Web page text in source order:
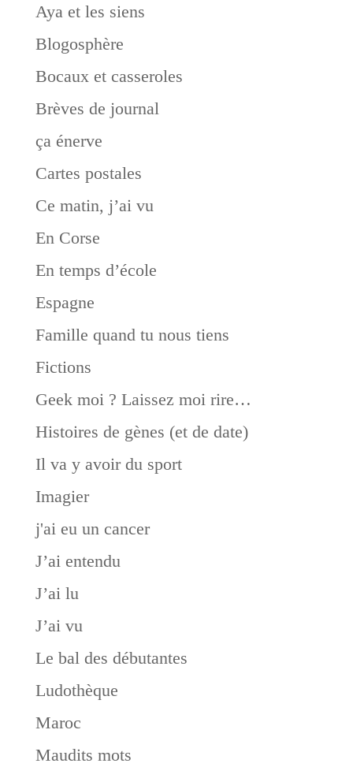
Aya et les siens
Blogosphère
Bocaux et casseroles
Brèves de journal
ça énerve
Cartes postales
Ce matin, j’ai vu
En Corse
En temps d’école
Espagne
Famille quand tu nous tiens
Fictions
Geek moi ? Laissez moi rire…
Histoires de gènes (et de date)
Il va y avoir du sport
Imagier
j'ai eu un cancer
J’ai entendu
J’ai lu
J’ai vu
Le bal des débutantes
Ludothèque
Maroc
Maudits mots